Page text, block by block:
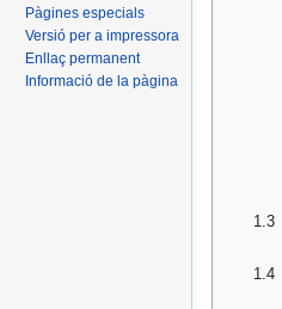
1.3
1.4
Pàgines especials
Versió per a impressora
Enllaç permanent
Informació de la pàgina